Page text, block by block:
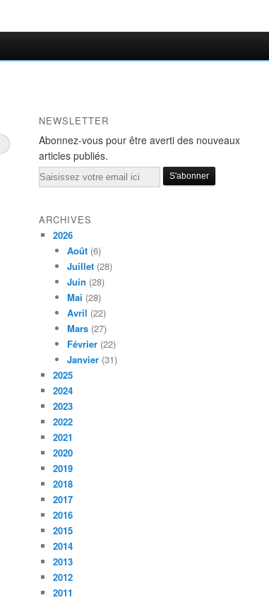
NEWSLETTER
Abonnez-vous pour être averti des nouveaux
articles publiés.
Email
ARCHIVES
2026
Août (6)
Juillet (28)
Juin (28)
Mai (28)
Avril (22)
Mars (27)
Février (22)
Janvier (31)
2025
2024
2023
2022
2021
2020
2019
2018
2017
2016
2015
2014
2013
2012
2011